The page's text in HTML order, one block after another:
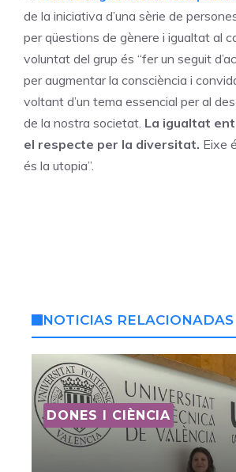
de la iniciativa d’una sèrie de
per qüestions de gènere i igualtat al
voluntat del grup és “fer un seguit
per augmentar la consciència i
voltant d’un tema essencial per al
de la nostra societat. La igualtat
el respecte per la diversitat. Eixe
és la utopia”.
NOTICIAS RELACIONADAS
DONES I CIÈNCIA